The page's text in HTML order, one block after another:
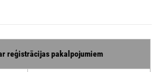
reģistrācijas pakalpojumiem